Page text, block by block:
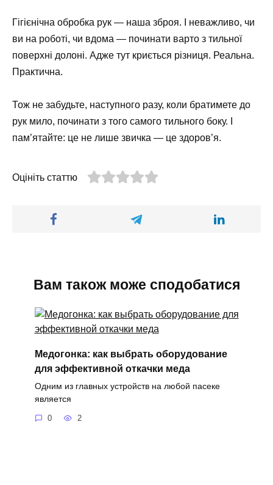
Гігієнічна обробка рук — наша зброя. І неважливо, чи
ви на роботі, чи вдома — починати варто з тильної
поверхні долоні. Адже тут криється різниця. Реальна.
Практична.
Тож не забудьте, наступного разу, коли братимете до
рук мило, починати з того самого тильного боку. І
пам’ятайте: це не лише звичка — це здоров’я.
Оцініть статтю
Вам також може сподобатися
Медогонка: как выбрать оборудование
для эффективной откачки меда
Одним из главных устройств на любой пасеке
является
0 2